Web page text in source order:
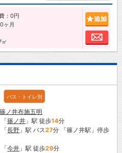
：0円
ヶ月
お
バス・トイレ別
篠ノ井布施五明
「篠ノ井 」駅 徒歩14分
「長野 」駅 バス27分 「篠ノ井駅」停歩
「今井 」駅 徒歩29分